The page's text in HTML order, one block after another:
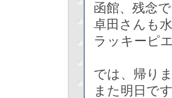
函館、残念
卓田さんも
ラッキーピ
では、帰り
また明日で